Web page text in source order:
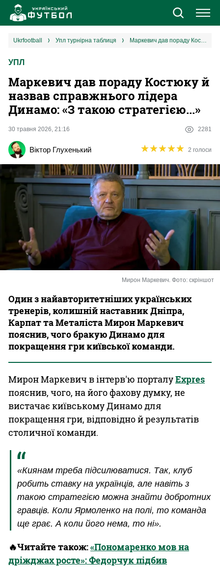
Новини
Єврокубки
УПЛ
2 ліга
Різне
Букмекери
Казино
ukrfootball упл турнірна таблиця Маркевич дав пораду Костюку й назвав справжнього лідера Динамо: «З такою стратегією...»
УПЛ
Маркевич дав пораду Костюку й
назвав справжнього лідера
Динамо: «З такою стратегією...»
30 травня 2026, 21:16 2281
Віктор Глухенький ★★★★★
★★★★★ 2 голоси
Мирон Маркевич. Фото: скріншот
Один з найавторитетніших українських
тренерів, колишній наставник Дніпра,
Карпат та Металіста Мирон Маркевич
пояснив, чого бракую Динамо для
покращення гри київської команди.
Мирон Маркевич в інтерв'ю порталуЕxpres
пояснив, чого, на його фахову думку, не
вистачає київському Динамо для
покращення гри, відповідно й результатів
столичної команди.
«Киянам треба підсилюватися. Так, клуб
робить ставку на українців, але навіть з
такою стратегією можна знайти добротних
гравців. Коли Ярмоленко на полі, то команда
ще грає. А коли його нема, то ні».
🔥Читайте також:«Пономаренко мов на
дріжджах росте»: Федорчук підбив